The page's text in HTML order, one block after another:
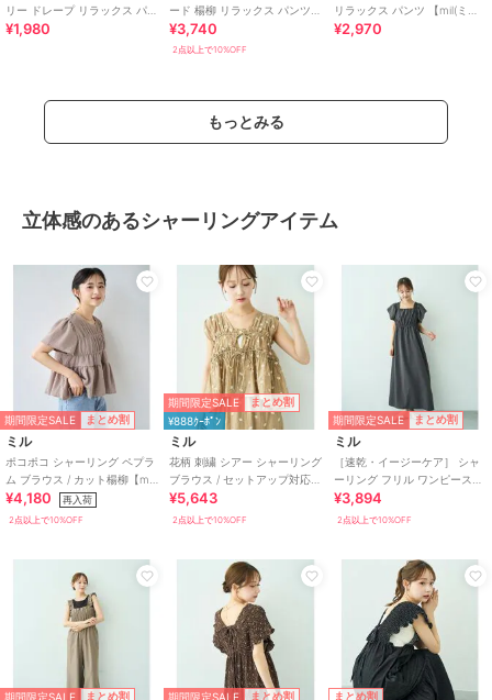
リー ドレープ リラックス パン
ツ 【mil (ミル)】
¥1,980
ード 楊柳 リラックス パンツ /
多サイズ展開 【mil (ミル)】
¥3,740
2点以上で10%OFF
リラックス パンツ 【mil(ミ
ル)】
¥2,970
もっとみる
立体感のあるシャーリングアイテム
期間限定SALE まとめ割
ミル
ポコポコ シャーリング ペプラ
ム ブラウス / カット楊柳【mil
(ミル)】
¥4,180 再入荷
2点以上で10%OFF
期間限定SALE まとめ割
¥888ｸｰﾎﾟﾝ
ミル
花柄 刺繍 シアー シャーリング
ブラウス / セットアップ対応
【mil/ミル】
¥5,643
2点以上で10%OFF
期間限定SALE まとめ割
ミル
［速乾・イージーケア］ シャ
ーリング フリル ワンピース
【mil/ミル】
¥3,894
2点以上で10%OFF
期間限定SALE まとめ割 期間限定SALE まとめ割 まとめ割